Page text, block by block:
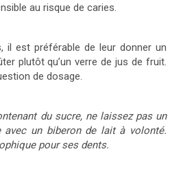
au risque de caries.
il est préférable de leur donner un
plutôt qu’un verre de jus de fruit.
de dosage.
du sucre, ne laissez pas un
avec un biberon de lait à volonté.
pour ses dents.